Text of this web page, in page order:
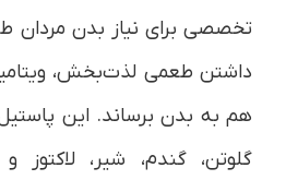
تخصصی برای نیاز بدن مردان
داشتن طعمی لذت‌بخش،
هم به بدن برساند. این
گلوتن، گندم، شیر، لاکتوز